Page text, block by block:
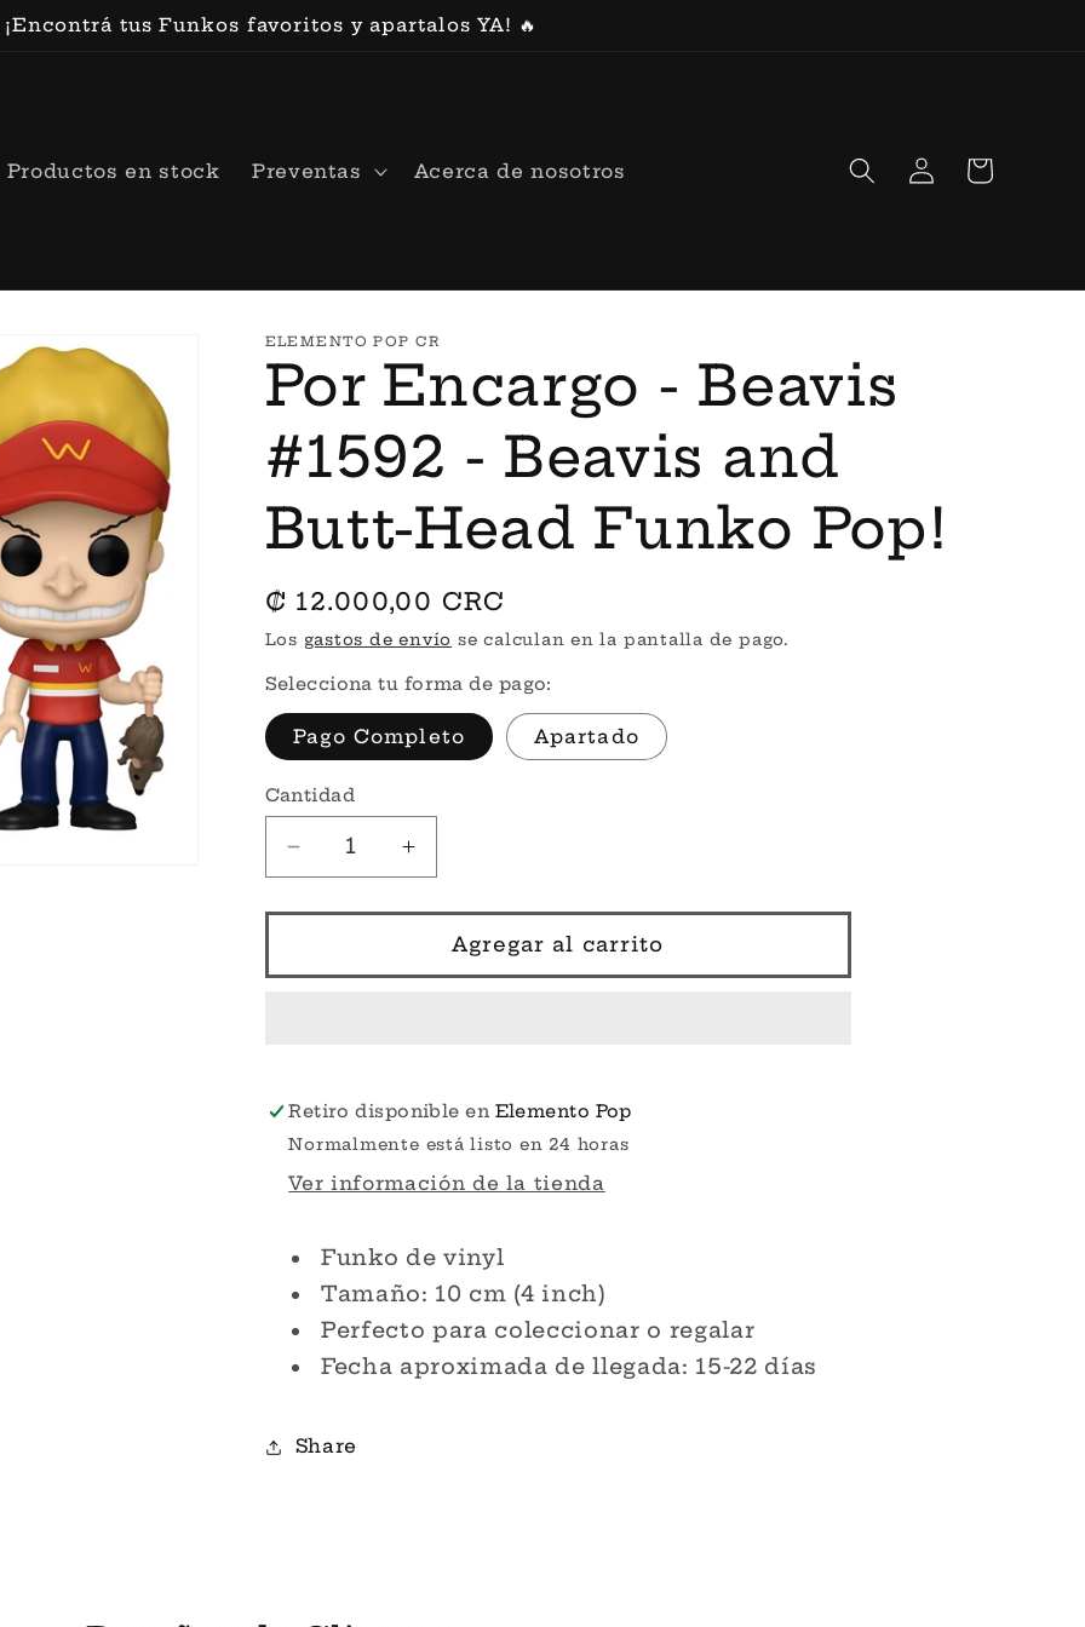
¡Encontrá tus Funkos favoritos y apartalos YA! 🔥
Productos en stock Preventas Acerca de nosotros
Iniciar
sesión
Carrito
ELEMENTO POP CR
Por Encargo - Beavis
#1592 - Beavis and
Butt-Head Funko Pop!
Precio
habitual
₡ 12.000,00 CRC
Los gastos de envío se calculan en la pantalla de pago.
Selecciona tu forma de pago:
Pago Completo Apartado
Cantidad
Reducir
cantidad
para
Encargo
Beavis
and
Head
Pop!
Aumentar
cantidad
para
Encargo
Beavis
and
Head
Pop!
Agregar al carrito
Retiro disponible en Elemento Pop
Normalmente está listo en 24 horas
Ver información de la tienda
Funko de vinyl
Tamaño: 10 cm (4 inch)
Perfecto para coleccionar o regalar
Fecha aproximada de llegada: 15-22 días
Share